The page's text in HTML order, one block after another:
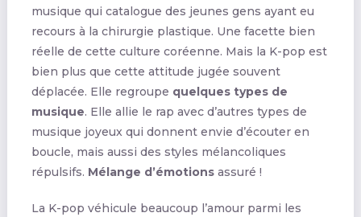
musique qui catalogue des jeunes gens ayant eu
recours à la chirurgie plastique. Une facette bien
réelle de cette culture coréenne. Mais la K-pop est
bien plus que cette attitude jugée souvent
déplacée. Elle regroupe quelques types de
musique. Elle allie le rap avec d’autres types de
musique joyeux qui donnent envie d’écouter en
boucle, mais aussi des styles mélancoliques
répulsifs. Mélange d’émotionsassuré !
La K-pop véhicule beaucoup l’amour parmi les